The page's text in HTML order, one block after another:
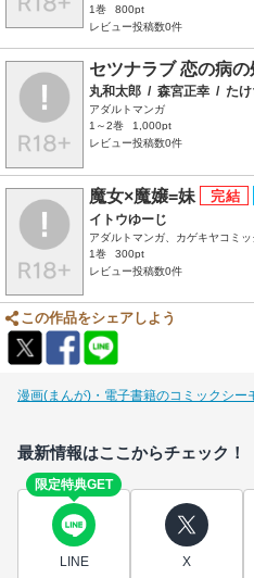
1巻
800pt
レビュー投稿数0件
セツナラブ 恋の病の
丸和太郎 / 森宮正幸 / たけ
アダルトマンガ
1～2巻
1,000pt
レビュー投稿数0件
魔女×魔嬢=妹
イトウゆーじ
アダルトマンガ、カゲキヤコミ
1巻
300pt
レビュー投稿数0件
この作品をシェアしよう
漫画(まんが)・電子書籍のコミックシー
最新情報はここからチェック！
限定特典GET
LINE X